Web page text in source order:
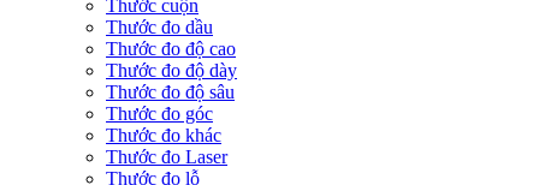
Thước cuộn
Thước đo dầu
Thước đo độ cao
Thước đo độ dày
Thước đo độ sâu
Thước đo góc
Thước đo khác
Thước đo Laser
Thước đo lỗ